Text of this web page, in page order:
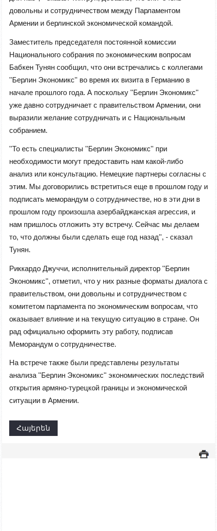
довольны и сотрудничеством между Парламентом
Армении и берлинской экономической командой.
Заместитель председателя постоянной комиссии
Национального собрания по экономическим вопросам
Бабкен Тунян сообщил, что они встречались с коллегами
''Берлин Экономикс'' во время их визита в Германию в
начале прошлого года. А поскольку ''Берлин Экономикс''
уже давно сотрудничает с правительством Армении, они
выразили желание сотрудничать и с Национальным
собранием.
''То есть специалисты ''Берлин Экономикс'' при
необходимости могут предоставить нам какой-либо
анализ или консультацию. Немецкие партнеры согласны с
этим. Мы договорились встретиться еще в прошлом году и
подписать меморандум о сотрудничестве, но в эти дни в
прошлом году произошла азербайджанская агрессия, и
нам пришлось отложить эту встречу. Сейчас мы делаем
то, что должны были сделать еще год назад'', - сказал
Тунян.
Риккардо Джуччи, исполнительный директор ''Берлин
Экономикс'', отметил, что у них разные форматы диалога с
правительством, они довольны и сотрудничеством с
комитетом парламента по экономическим вопросам, что
оказывает влияние и на текущую ситуацию в стране. Он
рад официально оформить эту работу, подписав
Меморандум о сотрудничестве.
На встрече также были представлены результаты
анализа ''Берлин Экономикс'' экономических последствий
открытия армяно-турецкой границы и экономической
ситуации в Армении.
Հայերեն